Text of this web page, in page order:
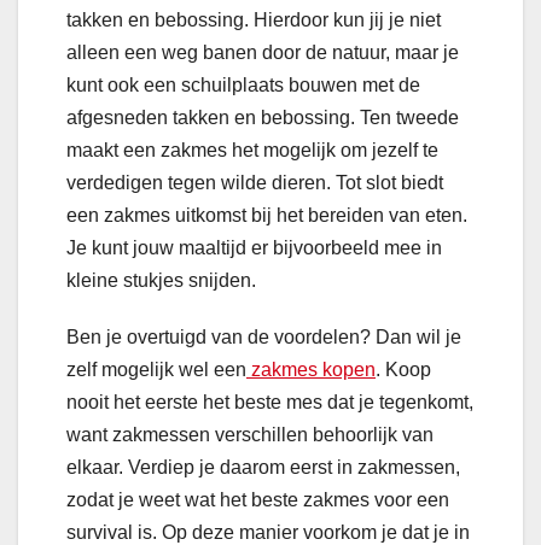
takken en bebossing. Hierdoor kun jij je niet
alleen een weg banen door de natuur, maar je
kunt ook een schuilplaats bouwen met de
afgesneden takken en bebossing. Ten tweede
maakt een zakmes het mogelijk om jezelf te
verdedigen tegen wilde dieren. Tot slot biedt
een zakmes uitkomst bij het bereiden van eten.
Je kunt jouw maaltijd er bijvoorbeeld mee in
kleine stukjes snijden.
Ben je overtuigd van de voordelen? Dan wil je
zelf mogelijk wel een zakmes kopen. Koop
nooit het eerste het beste mes dat je tegenkomt,
want zakmessen verschillen behoorlijk van
elkaar. Verdiep je daarom eerst in zakmessen,
zodat je weet wat het beste zakmes voor een
survival is. Op deze manier voorkom je dat je in